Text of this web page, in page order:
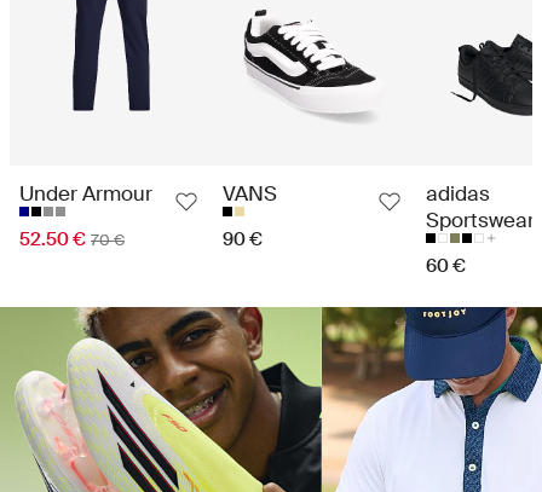
Under Armour
52.50 € 70 €
VANS
90 €
adidas
Sportswear
60 €